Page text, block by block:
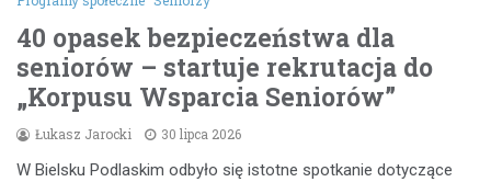
40 opasek bezpieczeństwa dla
seniorów – startuje rekrutacja do
„Korpusu Wsparcia Seniorów”
Łukasz Jarocki 30 lipca 2026
W Bielsku Podlaskim odbyło się istotne spotkanie dotyczące